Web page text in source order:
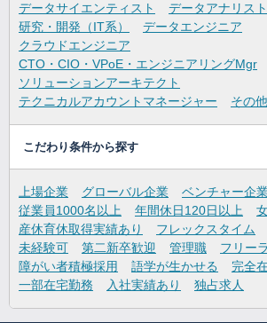
データサイエンティスト
データアナリスト
研究・開発（IT系）
データエンジニア
クラウドエンジニア
CTO・CIO・VPoE・エンジニアリングMgr
ソリューションアーキテクト
テクニカルアカウントマネージャー
その
こだわり条件から探す
上場企業 グローバル企業 ベンチャー企
従業員1000名以上
年間休日120日以上
産休育休取得実績あり
フレックスタイム
未経験可
第二新卒歓迎 管理職
フリー
障がい者積極採用
語学が生かせる
完全
一部在宅勤務
入社実績あり 独占求人